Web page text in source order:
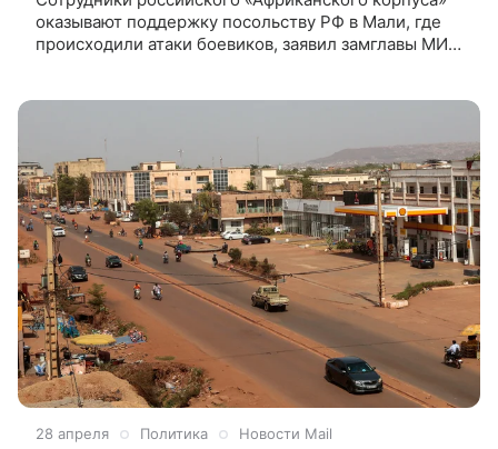
оказывают поддержку посольству РФ в Мали, где
происходили атаки боевиков, заявил замглавы МИД
военнослужащие “Африканского корпуса”, чтобы
тоже оказывать поддержку. И местная полиция
также окольцевала посольство “, — сказал
замминистра на заседании международного
комитета Совета Федерации.
28 апреля Политика Новости Mail